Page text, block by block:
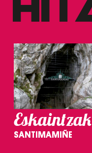
Eskaintzak
SANTIMAMIÑE